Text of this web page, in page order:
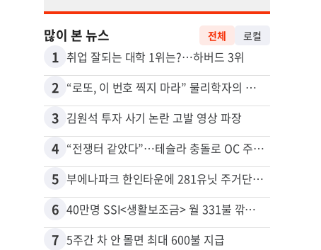
많이 본 뉴스 전체 로컬
1 취업 잘되는 대학 1위는?…하버드 3위
2 “로또, 이 번호 찍지 마라” 물리학자의 당첨금 높이는 비밀
3 김원석 투자 사기 논란 고발 영상 파장
4 “전쟁터 같았다”…테슬라 충돌로 OC 주택 4채 파손
5 부에나파크 한인타운에 281유닛 주거단지 들어선다
6 40만명 SSI<생활보조금> 월 331불 깎이나
7 5주간 차 안 몰면 최대 600불 지급